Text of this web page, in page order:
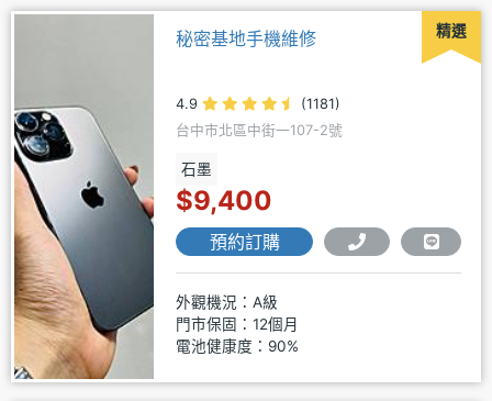
精選
秘密基地手機維修
4.9
(1181)
台中市北區中街一107-2號
石墨
$9,400
預約訂購
外觀機況：A級
門市保固：12個月
電池健康度：90%